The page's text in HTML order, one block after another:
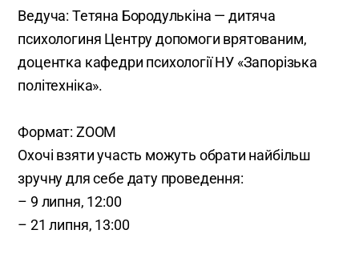
Ведуча: Тетяна Бородулькіна — дитяча
психологиня Центру допомоги врятованим,
доцентка кафедри психології НУ «Запорізька
політехніка».
Формат: ZOOM
Охочі взяти участь можуть обрати найбільш
зручну для себе дату проведення:
– 9 липня, 12:00
– 21 липня, 13:00